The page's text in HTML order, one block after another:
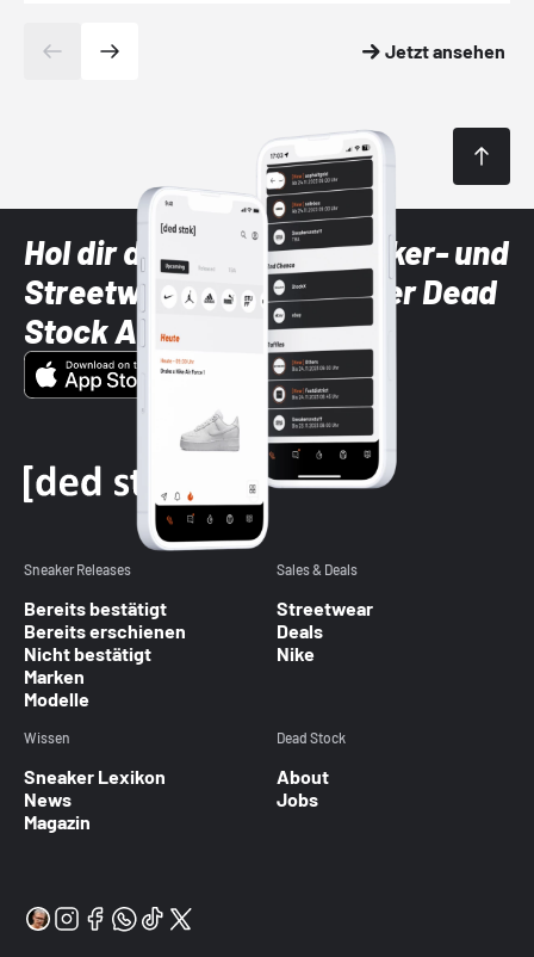
Jetzt ansehen
Hol dir die neuesten Sneaker- und
Streetwear-Brands mit der Dead
Stock App
Sneaker Releases
Bereits bestätigt
Bereits erschienen
Nicht bestätigt
Marken
Modelle
Sales & Deals
Streetwear
Deals
Nike
Wissen
Sneaker Lexikon
News
Magazin
Dead Stock
About
Jobs